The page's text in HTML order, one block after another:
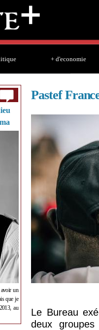
+ d'economie
avoir un
que je
au
Pastef
Le Bureau
deux